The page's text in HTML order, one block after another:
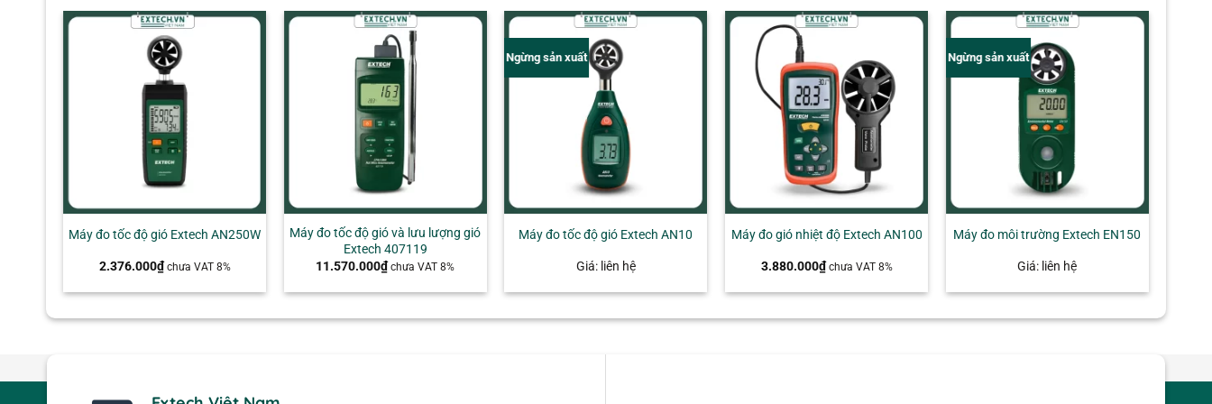
Nhiệt độ không khí
32 đến 175°F (0 đến 80°C) ±1.5°F (±0.8°C) 0.1°
Chứng nhận: CE, UL
: 7 × 2.9 × 1.3 inch (178 × 74 × 33 mm)
Nguồn điện: 1 pin 9V
Trọng lượng: 1.6 lbs (0.7 kg)
Máy đo tốc độ gió Extech AN250W
2.376.000₫ chưa VAT 8%
Máy đo tốc độ gió và lưu lượng gió
Extech 407119
11.570.000₫ chưa VAT 8%
Ngừng sản xuất
Máy đo tốc độ gió Extech AN10
Giá: liên hệ
Máy đo gió nhiệt độ Extech AN100
3.880.000₫ chưa VAT 8%
Ngừng sản xuất
Máy đo môi trường Extech EN150
Giá: liên hệ